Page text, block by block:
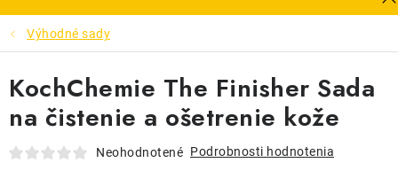
DISKY A PNEU
INTERIÉR
PRÍSLUŠENSTVO
Výhodné sady
KochChemie The Finisher Sada
na čistenie a ošetrenie kože
Neohodnotené Podrobnosti hodnotenia